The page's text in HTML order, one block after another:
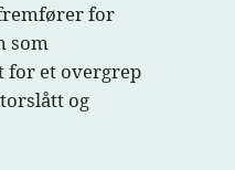
for
som
for et overgrep
og